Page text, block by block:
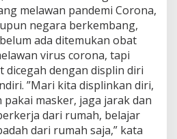
melawan pandemi Corona,
negara berkembang,
ada ditemukan obat
virus corona, tapi
dicegah dengan displin diri
”Mari kita displinkan diri,
masker, jaga jarak dan
dari rumah, belajar
dari rumah saja,” kata